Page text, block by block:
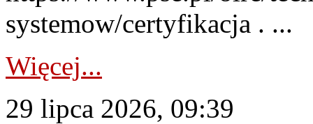
systemow/certyfikacja . ...
Więcej...
29 lipca 2026, 09:39